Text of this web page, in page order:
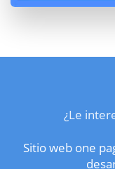
¿Le
Sitio web one